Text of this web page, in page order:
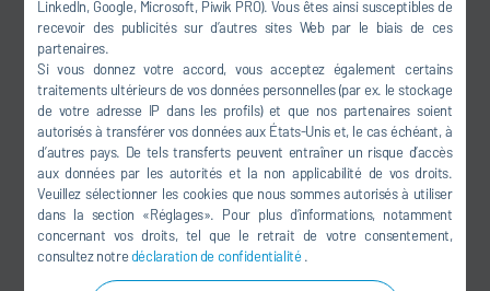
LinkedIn, Google, Microsoft, Piwik PRO). Vous êtes ainsi susceptibles de
recevoir des publicités sur d’autres sites Web par le biais de ces
partenaires.
Si vous donnez votre accord, vous acceptez également certains
traitements ultérieurs de vos données personnelles (par ex. le stockage
de votre adresse IP dans les profils) et que nos partenaires soient
autorisés à transférer vos données aux États-Unis et, le cas échéant, à
d’autres pays. De tels transferts peuvent entraîner un risque d’accès
aux données par les autorités et la non applicabilité de vos droits.
Veuillez sélectionner les cookies que nous sommes autorisés à utiliser
dans la section «Réglages». Pour plus d’informations, notamment
concernant vos droits, tel que le retrait de votre consentement,
consultez notredéclaration de confidentialité .
Risque réduit
Réduction du potentiel de collision via
simulation de trajectoires
Il est possible de tester des modifications dans
un environnement virtuel
Complexité réduite
Interface utilisateur graphique pour la
programmation du robot et de trajectoires
Processus optimisé
Identification du potentiel d’optimisation du
processus grâce à une analyse détaillée des